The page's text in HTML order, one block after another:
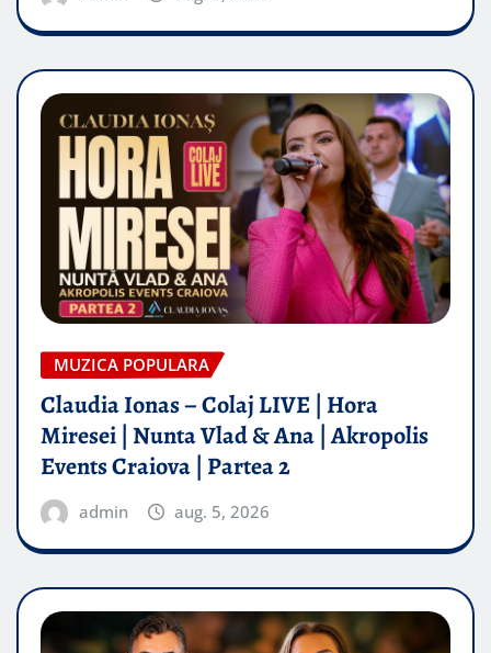
MUZICA POPULARA
Claudia Ionas – Colaj LIVE | Hora
Miresei | Nunta Vlad & Ana | Akropolis
Events Craiova | Partea 2
admin aug. 5, 2026